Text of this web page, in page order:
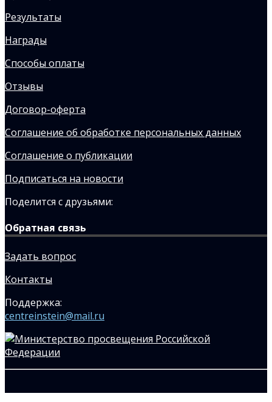
Результаты
Награды
Способы оплаты
Отзывы
Договор-оферта
Соглашение об обработке персональных данных
Соглашение о публикации
Подписаться на новости
Поделится с друзьями:
Обратная связь
Задать вопрос
Контакты
Поддержка:
centreinstein@mail.ru